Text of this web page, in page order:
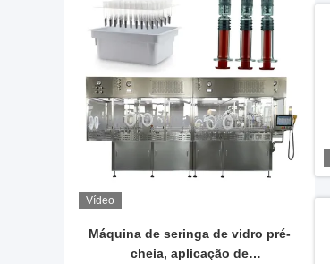
Vídeo
Máquina automática de
enchimento de seringa de vidro